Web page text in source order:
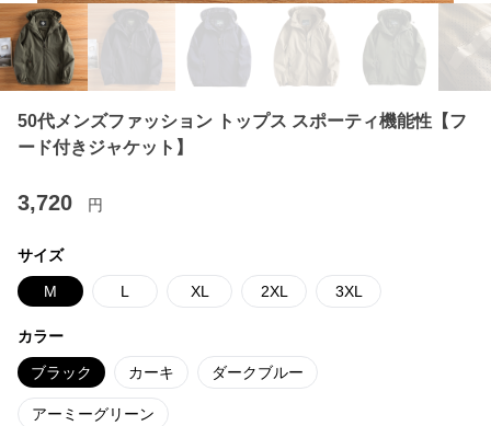
50代メンズファッション トップス スポーティ機能性【フ
ード付きジャケット】
3,720 円
サイズ
M L XL 2XL 3XL
カラー
ブラック カーキ ダークブルー
アーミーグリーン